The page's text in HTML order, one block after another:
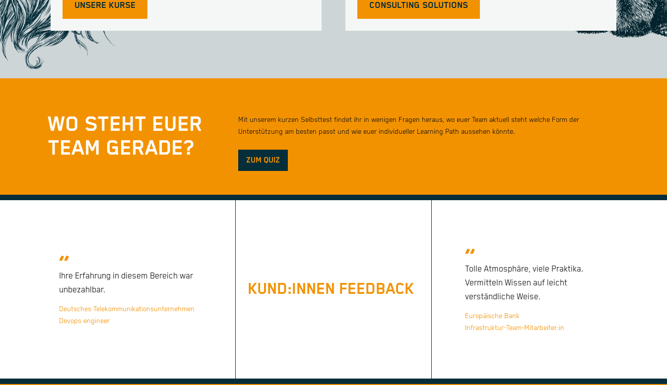
UNSERE KURSE CONSULTING SOLUTIONS
WO STEHT EUER
TEAM GERADE?
Mit unserem kurzen Selbsttest findet ihr in wenigen Fragen heraus, wo euer Team aktuell steht welche Form der
Unterstützung am besten passt und wie euer individueller Learning Path aussehen könnte.
ZUM QUIZ
Ihre Erfahrung in diesem Bereich war
unbezahlbar.
Deutsches Telekommunikationsunternehmen
Devops engineer
KUND:INNEN FEEDBACK
Tolle Atmosphäre, viele Praktika.
Vermitteln Wissen auf leicht
verständliche Weise.
Europäische Bank
Infrastruktur-Team-Mitarbeiter:in